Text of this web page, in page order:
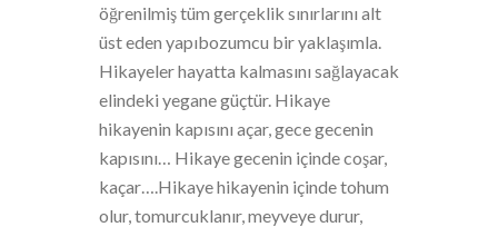
öğrenilmiş tüm gerçeklik sınırlarını alt
üst eden yapıbozumcu bir yaklaşımla.
Hikayeler hayatta kalmasını sağlayacak
elindeki yegane güçtür. Hikaye
hikayenin kapısını açar, gece gecenin
kapısını… Hikaye gecenin içinde coşar,
kaçar….Hikaye hikayenin içinde tohum
olur, tomurcuklanır, meyveye durur,